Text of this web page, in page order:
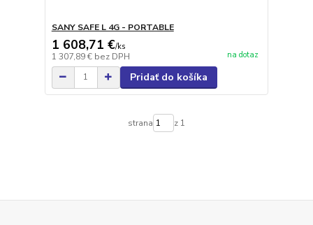
SANY SAFE L 4G - PORTABLE
1 608,71 €/ks
1 307,89 € bez DPH na dotaz
Pridať do košíka
strana z 1